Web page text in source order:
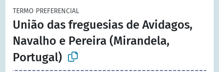
TERMO PREFERENCIAL
União das freguesias de Avidagos,
Navalho e Pereira (Mirandela,
Portugal)